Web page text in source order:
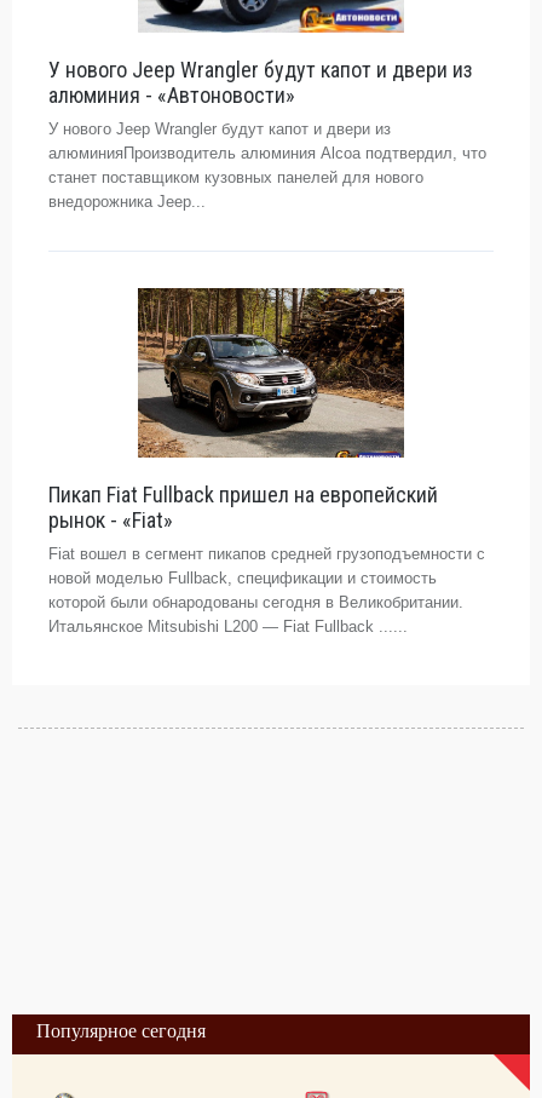
У нового Jeep Wrangler будут капот и двери из
алюминия - «Автоновости»
У нового Jeep Wrangler будут капот и двери из
алюминияПроизводитель алюминия Alcoa подтвердил, что
станет поставщиком кузовных панелей для нового
внедорожника Jeep...
Пикап Fiat Fullback пришел на европейский
рынок - «Fiat»
Fiat вошел в сегмент пикапов средней грузоподъемности с
новой моделью Fullback, спецификации и стоимость
которой были обнародованы сегодня в Великобритании.
Итальянское Mitsubishi L200 — Fiat Fullback ......
Популярное сегодня